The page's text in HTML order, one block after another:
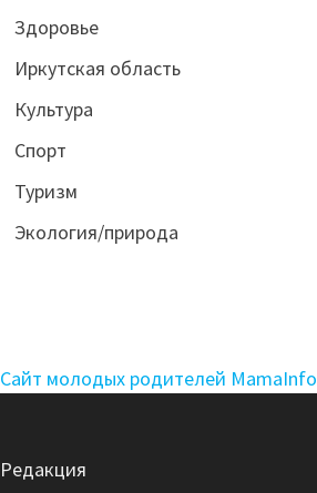
Здоровье
Иркутская область
Культура
Спорт
Туризм
Экология/природа
Сайт молодых родителей MamaInfo
Редакция